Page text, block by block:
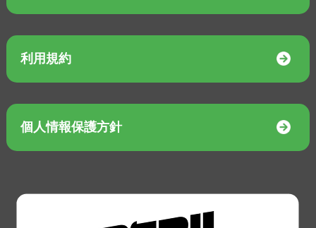
利用規約
個人情報保護方針